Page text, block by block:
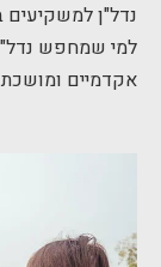
נדל"ן למשקיעים
למי שמחפש
אקדמיים